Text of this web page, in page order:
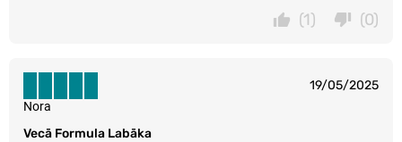
(0)
(1)
19/05/2025
Vecā Formula Labāka
Nora